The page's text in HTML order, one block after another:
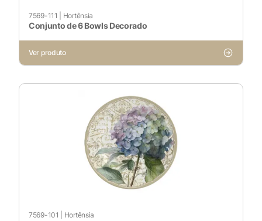
7569-111 Hortênsia
Conjunto de 6 Bowls Decorado
Ver produto
7569-101 Hortênsia
Cookies Necessários